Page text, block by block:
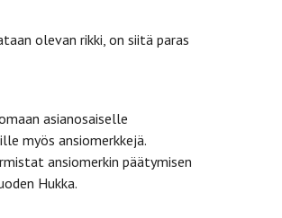
olevan rikki, on siitä paras
asianosaiselle
myös ansiomerkkejä.
ansiomerkin päätymisen
Hukka.